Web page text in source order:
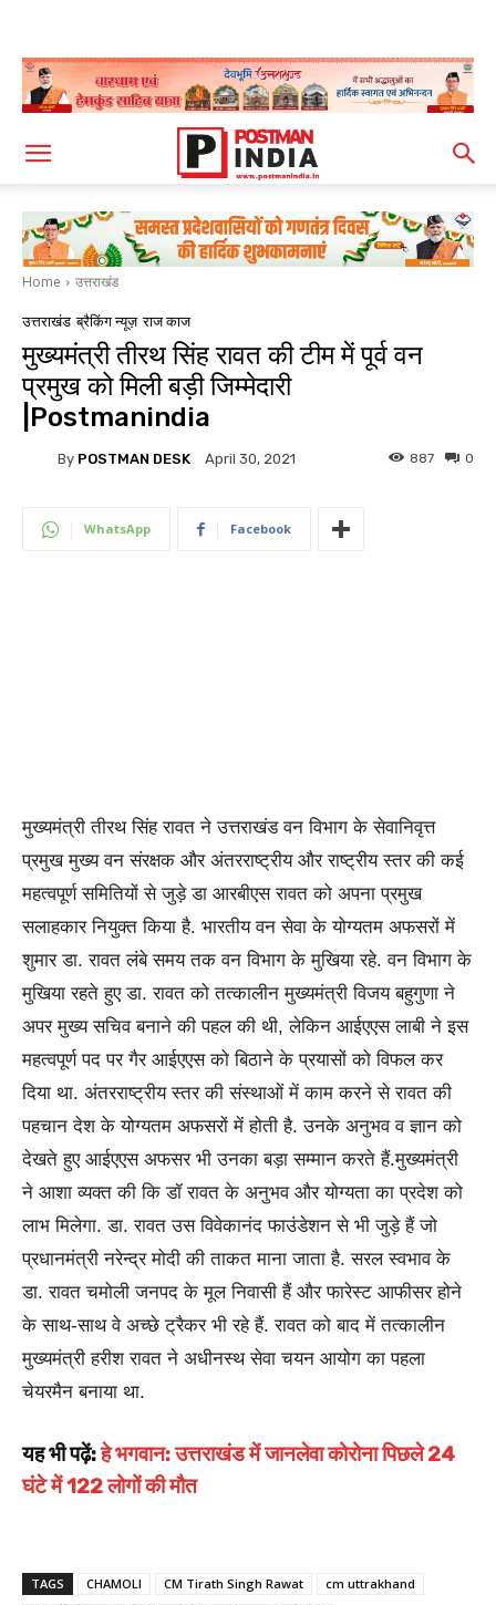
Home उत्तराखंड
उत्तराखंड ब्रैकिंग न्यूज़ राज काज
मुख्यमंत्री तीरथ सिंह रावत की टीम में पूर्व वन
प्रमुख को मिली बड़ी जिम्मेदारी
|Postmanindia
By POSTMAN DESK April 30, 2021 0
887
WhatsApp Facebook
मुख्यमंत्री तीरथ सिंह रावत ने उत्तराखंड वन विभाग के सेवानिवृत्त
प्रमुख मुख्य वन संरक्षक और अंतरराष्ट्रीय और राष्ट्रीय स्तर की कई
महत्वपूर्ण समितियों से जुड़े डा आरबीएस रावत को अपना प्रमुख
सलाहकार नियुक्त किया है. भारतीय वन सेवा के योग्यतम अफसरों में
शुमार डा. रावत लंबे समय तक वन विभाग के मुखिया रहे. वन विभाग के
मुखिया रहते हुए डा. रावत को तत्कालीन मुख्यमंत्री विजय बहुगुणा ने
अपर मुख्य सचिव बनाने की पहल की थी, लेकिन आईएएस लाबी ने इस
महत्वपूर्ण पद पर गैर आईएएस को बिठाने के प्रयासों को विफल कर
दिया था. अंतरराष्ट्रीय स्तर की संस्थाओं में काम करने से रावत की
पहचान देश के योग्यतम अफसरों में होती है. उनके अनुभव व ज्ञान को
देखते हुए आईएएस अफसर भी उनका बड़ा सम्मान करते‌ हैं.मुख्यमंत्री
ने आशा व्यक्त की कि डॉ रावत के अनुभव और योग्यता का प्रदेश को
लाभ मिलेगा. डा. रावत उस विवेकानंद फाउंडेशन से भी जुड़े हैं जो
प्रधानमंत्री नरेन्द्र मोदी की ताकत माना जाता है. सरल स्वभाव के
डा. रावत चमोली जनपद के मूल निवासी हैं और फारेस्ट आफीसर होने
के साथ-साथ वे अच्छे ट्रैकर भी रहे हैं. रावत को बाद में तत्कालीन
मुख्यमंत्री हरीश रावत ने अधीनस्थ सेवा चयन आयोग का पहला
चेयरमैन बनाया था.
यह भी पढ़ें:हे भगवान: उत्तराखंड में जानलेवा कोरोना पिछले 24
घंटे में 122 लोगों की मौत
TAGS CHAMOLI CM Tirath Singh Rawat
cm uttrakhand